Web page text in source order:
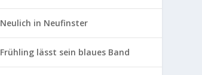
Neulich in Neufinster
Frühling lässt sein blaues Band